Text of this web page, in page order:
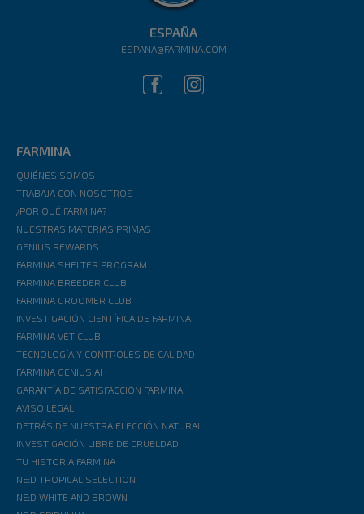
ESPAÑA
ESPANA@FARMINA.COM
FARMINA
QUIÉNES SOMOS
TRABAJA CON NOSOTROS
¿POR QUÉ FARMINA?
NUESTRAS MATERIAS PRIMAS
GENIUS REWARDS
FARMINA SHELTER PROGRAM
FARMINA BREEDER CLUB
FARMINA GROOMER CLUB
INVESTIGACIÓN CIENTÍFICA DE FARMINA
FARMINA VET CLUB
TECNOLOGÍA Y CONTROLES DE CALIDAD
FARMINA GENIUS AI
GARANTÍA DE SATISFACCIÓN FARMINA
AVISO LEGAL
DETRÁS DE NUESTRA ELECCIÓN NATURAL
INVESTIGACIÓN LIBRE DE CRUELDAD
TU HISTORIA FARMINA
N&D TROPICAL SELECTION
N&D WHITE AND BROWN